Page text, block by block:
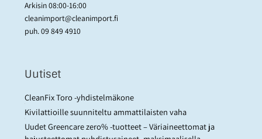
Arkisin 08:00-16:00
cleanimport@cleanimport.fi
puh.09 849 4910
Uutiset
CleanFix Toro -yhdistelmäkone
Kivilattioille suunniteltu ammattilaisten vaha
Uudet Greencare zero% -tuotteet – Väriaineettomat ja